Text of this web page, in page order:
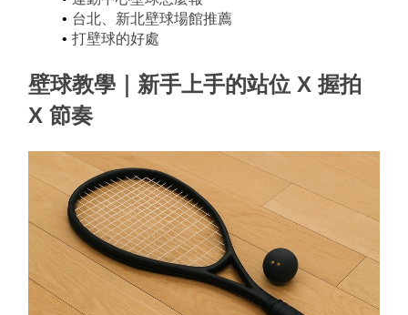
台北、新北壁球場館推薦
打壁球的好處
壁球教學｜新手上手的站位 X 握拍
X 節奏